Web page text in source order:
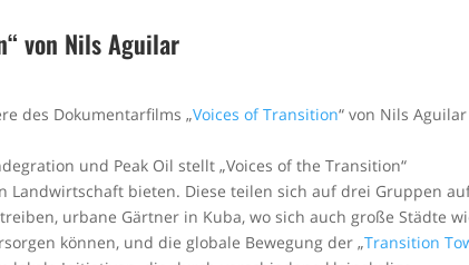
von Nils Aguilar
des Dokumentarfilms „Voices of Transition“ von Nils
und Peak Oil stellt „Voices of the Transition“
bieten. Diese teilen sich auf drei Gruppen
urbane Gärtner in Kuba, wo sich auch große Städte
können, und die globale Bewegung der „Transition